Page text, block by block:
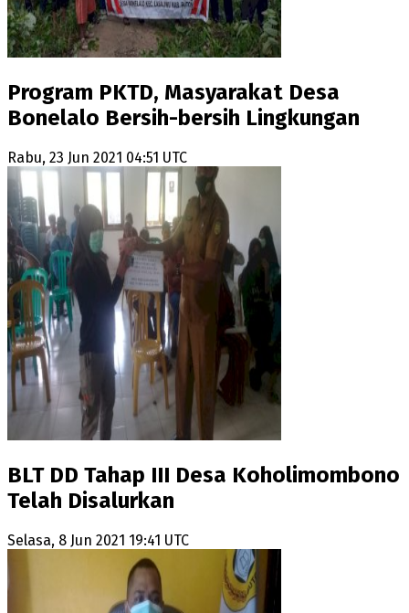
Program PKTD, Masyarakat Desa
Bonelalo Bersih-bersih Lingkungan
Rabu, 23 Jun 2021 04:51 UTC
BLT DD Tahap III Desa Koholimombono
Telah Disalurkan
Selasa, 8 Jun 2021 19:41 UTC